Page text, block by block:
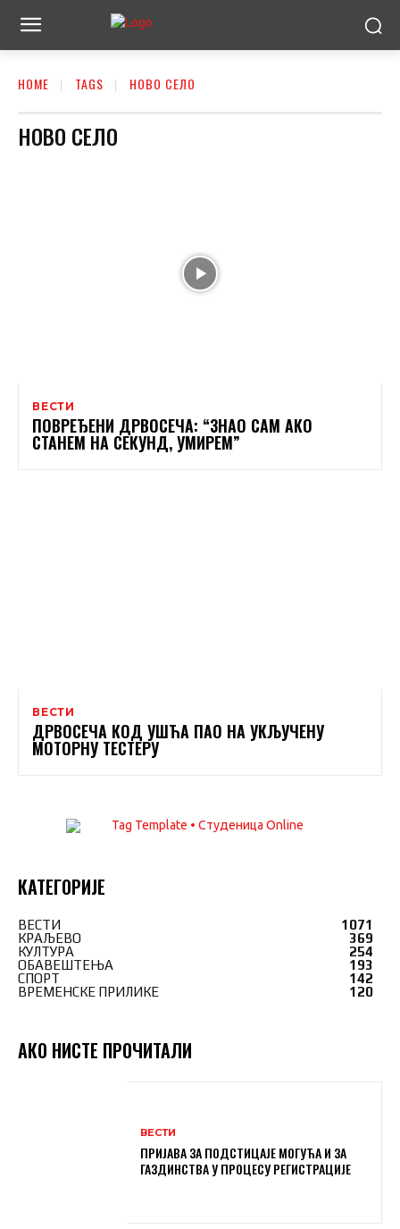
HOME TAGS НОВО СЕЛО
НОВО СЕЛО
ВЕСТИ
ПОВРЕЂЕНИ ДРВОСЕЧА: “ЗНАО САМ АКО
СТАНЕМ НА СЕКУНД, УМИРЕМ”
ВЕСТИ
ДРВОСЕЧА КОД УШЋА ПАО НА УКЉУЧЕНУ
МОТОРНУ ТЕСТЕРУ
КАТЕГОРИЈЕ
ВЕСТИ
1071
КРАЉЕВО
369
КУЛТУРА
254
ОБАВЕШТЕЊА
193
СПОРТ
142
ВРЕМЕНСКЕ ПРИЛИКЕ
120
АКО НИСТЕ ПРОЧИТАЛИ
ВЕСТИ
ПРИЈАВА ЗА ПОДСТИЦАЈЕ МОГУЋА И ЗА
ГАЗДИНСТВА У ПРОЦЕСУ РЕГИСТРАЦИЈЕ